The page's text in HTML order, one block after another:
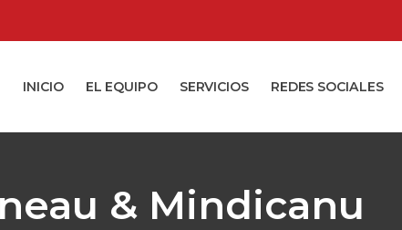
INICIO EL EQUIPO SERVICIOS REDES SOCIALES
& Mindicanu